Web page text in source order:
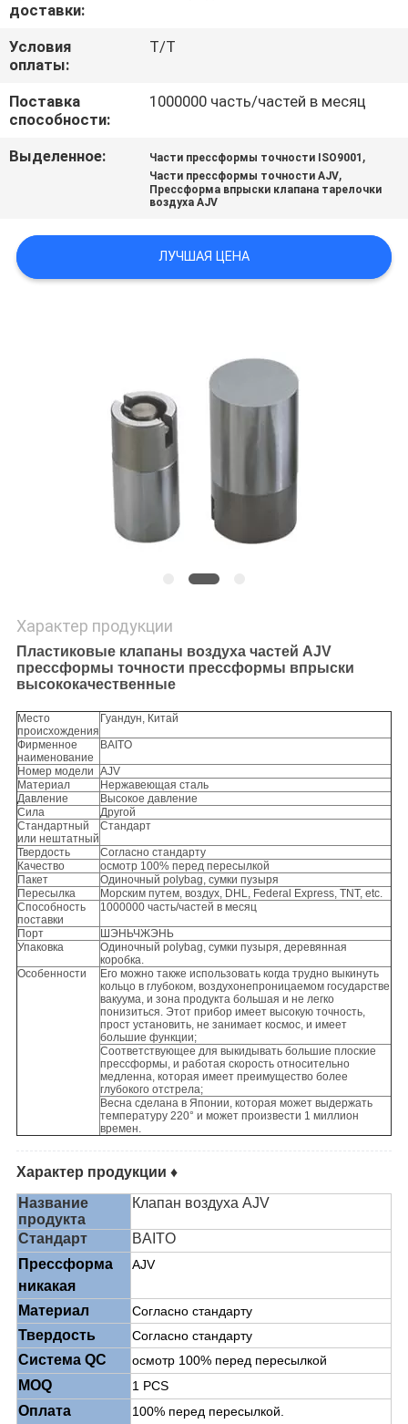
КАРТА
САЙТА
PRIVACY
POLICY
доставки:
Условия
оплаты:
T/T
Поставка
способности:
1000000 часть/частей в месяц
Выделенное: Части прессформы точности ISO9001 ,
Части прессформы точности AJV,
Прессформа впрыски клапана тарелочки
воздуха AJV
ЛУЧШАЯ ЦЕНА
Характер продукции
Пластиковые клапаны воздуха частей AJV
прессформы точности прессформы впрыски
высококачественные
Место
происхождения
Гуандун, Китай
Фирменное
наименование
BAITO
Номер модели AJV
Материал
Нержавеющая сталь
Давление
Высокое давление
Сила
Другой
Стандартный
или нештатный
Стандарт
Твердость
Согласно стандарту
Качество
осмотр 100% перед пересылкой
Пакет
Одиночный polybag, сумки пузыря
Пересылка
Морским путем, воздух, DHL, Federal Express, TNT, etc.
Способность
поставки
1000000 часть/частей в месяц
Порт
ШЭНЬЧЖЭНЬ
Упаковка
Одиночный polybag, сумки пузыря, деревянная
коробка.
Особенности
Его можно также использовать когда трудно выкинуть
кольцо в глубоком, воздухонепроницаемом государстве
вакуума, и зона продукта большая и не легко
понизиться. Этот прибор имеет высокую точность,
прост установить, не занимает космос, и имеет
большие функции;
Соответствующее для выкидывать большие плоские
прессформы, и работая скорость относительно
медленна, которая имеет преимущество более
глубокого отстрела;
Весна сделана в Японии, которая может выдержать
температуру 220° и может произвести 1 миллион
времен.
Характер продукции ♦
Название
продукта
Клапан воздуха AJV
Стандарт
BAITO
Прессформа
никакая
AJV
Материал Согласно стандарту
Твердость Согласно стандарту
Система QC осмотр 100% перед пересылкой
MOQ 1 PCS
Оплата 100% перед пересылкой.